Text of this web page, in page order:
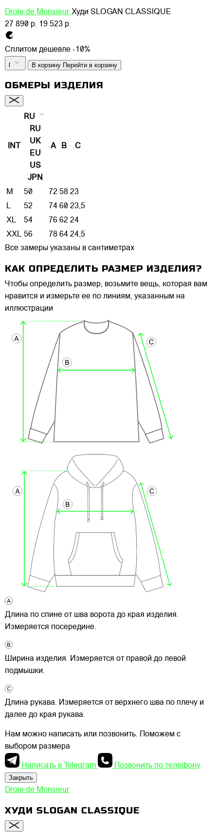
Drole de Monsieur Худи SLOGAN CLASSIQUE
27 890 р. 19 523 р.
Сплитом дешевле -10%
l В корзину Перейти в корзину
ОБМЕРЫ ИЗДЕЛИЯ
INT
RU
RU
UK
EU
US
JPN
A B C
M 50 72 58 23
L
52 74 60 23,5
XL
54 76 62 24
XXL 56 78 64 24,5
Все замеры указаны в сантиметрах
КАК ОПРЕДЕЛИТЬ РАЗМЕР ИЗДЕЛИЯ?
Чтобы определить размер, возьмите вещь, которая вам
нравится и измерьте ее по линиям, указанным на
иллюстрации
Длина по спине от шва ворота до края изделия.
Измеряется посередине.
Ширина изделия. Измеряется от правой до левой
подмышки.
Длина рукава. Измеряется от верхнего шва по плечу и
далее до края рукава.
Нам можно написать или позвонить. Поможем с
выбором размера
Написать в Telegram Позвонить по телефону
Закрыть
Drole de Monsieur
ХУДИ SLOGAN CLASSIQUE